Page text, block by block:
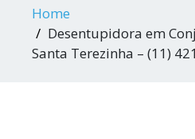
Home
Desentupidora em
Santa Terezinha – (11)